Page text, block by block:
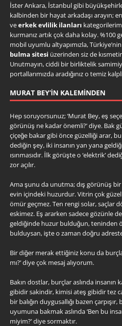
İster Ankara, İstanbul gibi
kalbinden bir hayat arkadaşı arayın;
veerkek evlilik ilanları
kurmanız artık çok daha kolay. %100
mobil uyumlu altyapımızla,
bulma sitesi üzerinden siz de
Unutmayın, ciddi bir birliktelik
portallarımızda aradığınız o temiz
MURAT BEY’IN KALEMINDEN
Hep soruyorsunuz; ‘Murat Bey, eş
görünüş ne kadar önemli?’ diye. Bak
çiçeğe bakar gibi önce güzelliği arar,
dediğin şey, iki insanın yan yana
ısınmasıdır. İlk görüşte o ‘elektrik’
zor açılır.
Ama şunu da unutma; dış görünüş
evin içindeki huzurdur. Vitrin çok
ömür geçmez. Ten rengi solar, saçlar
eskimez. Eş ararken sadece gözünle
geldiğinde huzur bulduğun, teninden
bulduysan, işte o zaman doğru
Bir diğer merak ettiğiniz konu da
mı?’ diye çok mesaj alıyorum.
Bakın dostlar, burçlar aslında insanın
gibidir sakindir, kimisi ateş gibidir tez
bir balığın duygusallığı bazen
uyumuna bakmak aslında ‘Ben bu
miyim?’ diye sormaktır.